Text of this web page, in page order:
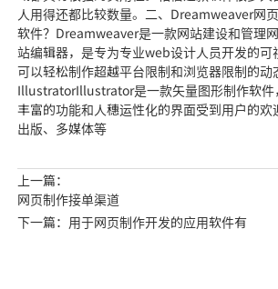
人用得还都比较数量。二、Dreamweaver网
软件？Dreamweaver是一款网站建设和管理
站编辑器，是专为专业web设计人员开发的可
可以轻松制作超越平台限制和浏览器限制的动
IllustratorIllustrator是一款矢量图形制作软件
丰富的功能和人穗运性化的界面受到用户的欢
出版、多媒体等
上一篇：
网页制作接单渠道
下一篇：用于网页制作开发的应用软件有